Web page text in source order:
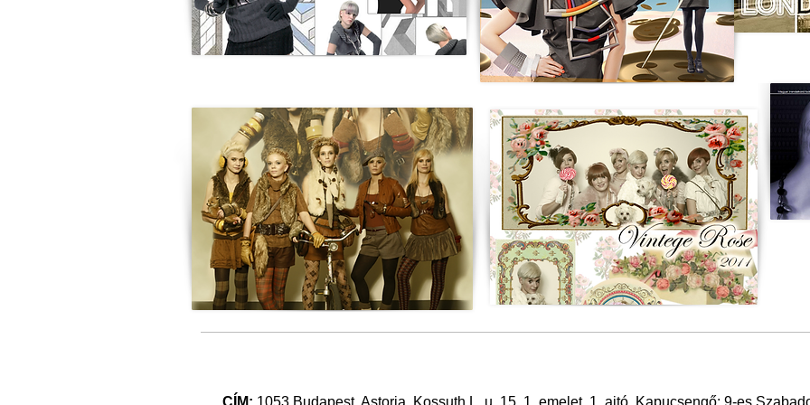
CÍM: 1053 Budapest, Astoria, Kossuth L. u. 15. 1. emelet, 1. ajtó. Kapucsengő: 9-es